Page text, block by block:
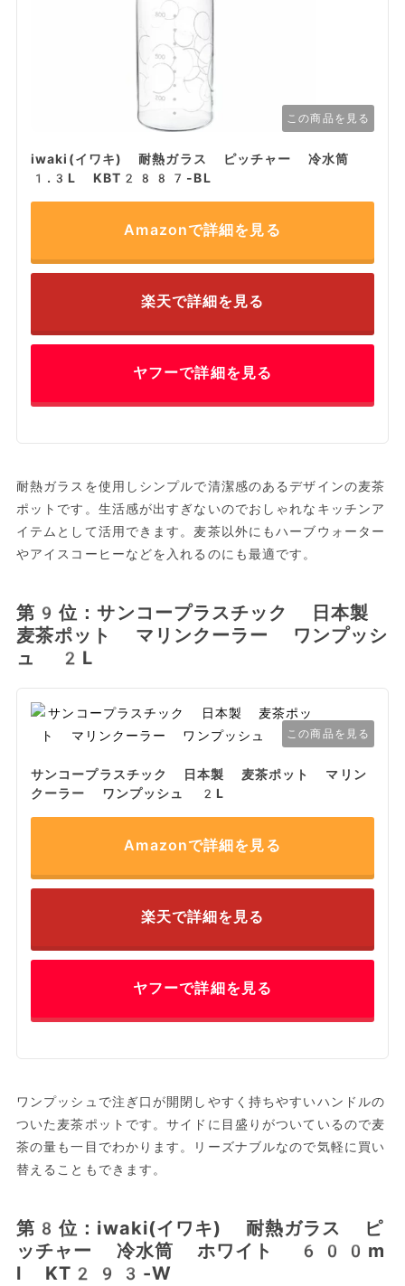
この商品を見る
iwaki(イワキ) 耐熱ガラス ピッチャー 冷水筒
1.3L KBT2887-BL
Amazonで詳細を見る
楽天で詳細を見る
ヤフーで詳細を見る
耐熱ガラスを使用しシンプルで清潔感のあるデザインの麦茶
ポットです。生活感が出すぎないのでおしゃれなキッチンア
イテムとして活用できます。麦茶以外にもハーブウォーター
やアイスコーヒーなどを入れるのにも最適です。
第9位：サンコープラスチック 日本製
麦茶ポット マリンクーラー ワンプッシ
ュ 2L
この商品を見る
サンコープラスチック 日本製 麦茶ポット マリン
クーラー ワンプッシュ 2L
Amazonで詳細を見る
楽天で詳細を見る
ヤフーで詳細を見る
ワンプッシュで注ぎ口が開閉しやすく持ちやすいハンドルの
ついた麦茶ポットです。サイドに目盛りがついているので麦
茶の量も一目でわかります。リーズナブルなので気軽に買い
替えることもできます。
第8位：iwaki(イワキ) 耐熱ガラス ピ
ッチャー 冷水筒 ホワイト 600m
l KT293-W